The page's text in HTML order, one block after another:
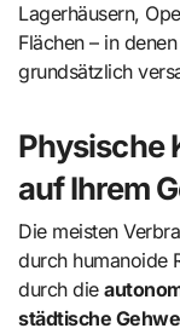
Lagerhäusern,
Flächen – in denen
grundsätzlich
Physische
auf Ihrem
Die meisten
durch humanoide
durch die
städtische